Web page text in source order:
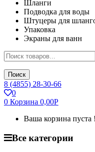
Шланги
Подводка для воды
Штуцеры для
Упаковка
Экраны для ванн
Поиск
8 (4855) 28-30-66
0
0 Корзина 0,00Р
Ваша корзина пуста !
Все категории